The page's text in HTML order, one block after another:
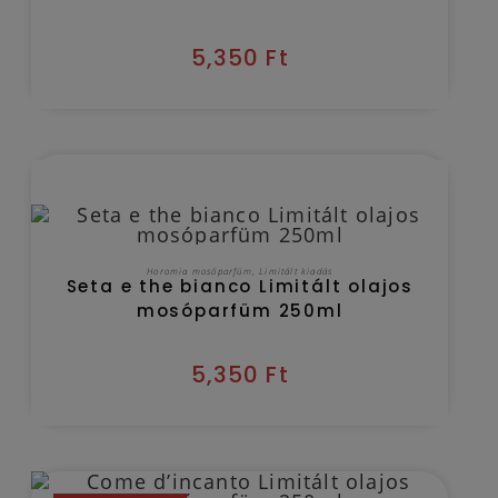
5,350 Ft
KOSÁRBA TESZEM
Horomia mosóparfüm ,Limitált kiadás
Seta e the bianco Limitált olajos
mosóparfüm 250ml
5,350 Ft